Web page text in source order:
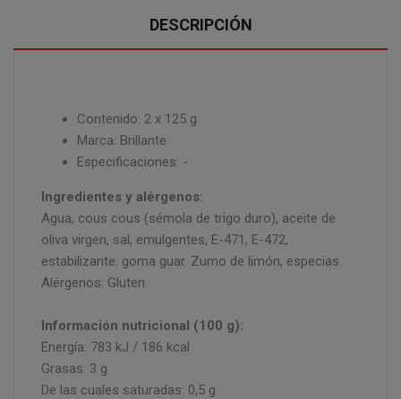
DESCRIPCIÓN
Contenido: 2 x 125 g
Marca: Brillante
Especificaciones: -
Ingredientes y alérgenos:
Agua, cous cous (sémola de trigo duro), aceite de
oliva virgen, sal, emulgentes, E-471, E-472,
estabilizante: goma guar. Zumo de limón, especias.
Alérgenos: Gluten.
Información nutricional (100 g):
Energía: 783 kJ / 186 kcal
Grasas: 3 g
De las cuales saturadas: 0,5 g